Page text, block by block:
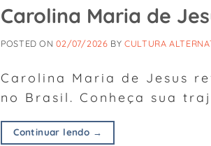
Carolina Maria de
POSTED ON02/07/2026 BYCULTURA
Carolina Maria de Jesus
no Brasil. Conheça sua
Continuar lendo →